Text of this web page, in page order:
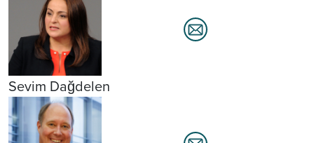
Sevim Dağdelen